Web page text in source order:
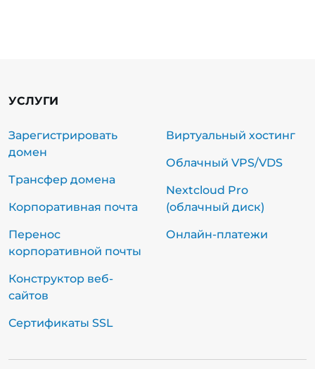
УСЛУГИ
Зарегистрировать
домен
Трансфер домена
Корпоративная почта
Перенос
корпоративной почты
Конструктор веб-
сайтов
Сертификаты SSL
Виртуальный хостинг
Облачный VPS/VDS
Nextcloud Pro
(облачный диск)
Онлайн-платежи